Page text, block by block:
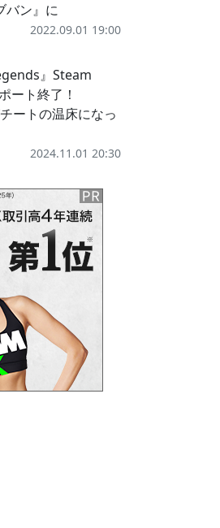
バン』に
2022.09.01 19:00
』Steam
ート終了！
ートの温床になっ
2024.11.01 20:30